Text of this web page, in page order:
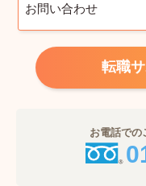
お問い合わせ
転職
お電話での